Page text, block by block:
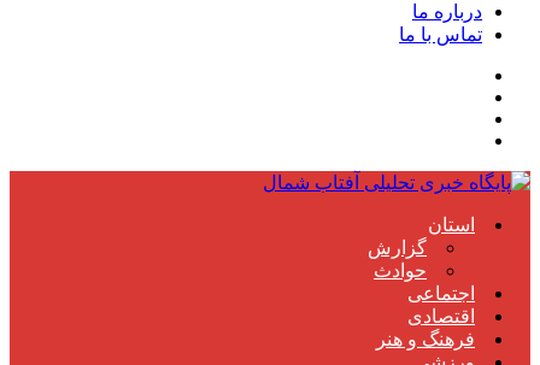
درباره ما
تماس با ما
استان
گزارش
حوادث
اجتماعی
اقتصادی
فرهنگ و هنر